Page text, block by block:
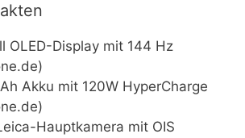
OLED-Display mit 144 Hz
Akku mit 120W HyperCharge
Hauptkamera mit OIS